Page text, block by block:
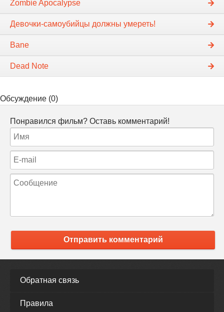
Zombie Apocalypse
Девочки-самоубийцы должны умереть!
Bane
Dead Note
Обсуждение (0)
Понравился фильм? Оставь комментарий!
Отправить комментарий
Обратная связь
Правила